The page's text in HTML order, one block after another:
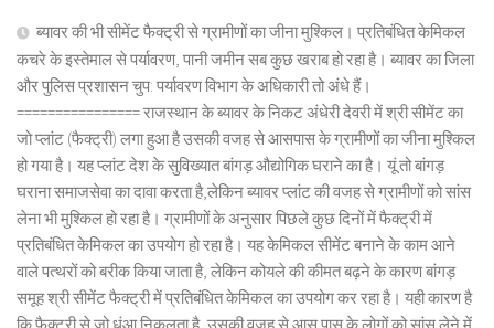
ब्यावर की भी सीमेंट फैक्ट्री से ग्रामीणों का जीना मुश्किल। प्रतिबंधित केमिकल
कचरे के इस्तेमाल से पर्यावरण, पानी जमीन सब कुछ खराब हो रहा है। ब्यावर का जिला
और पुलिस प्रशासन चुप: पर्यावरण विभाग के अधिकारी तो अंधे हैं।
================ राजस्थान के ब्यावर के निकट अंधेरी देवरी में श्री सीमेंट का
जो प्लांट (फैक्ट्री) लगा हुआ है उसकी वजह से आसपास के ग्रामीणों का जीना मुश्किल
हो गया है। यह प्लांट देश के सुविख्यात बांगड़ औद्योगिक घराने का है। यूं तो बांगड़
घराना समाजसेवा का दावा करता है,लेकिन ब्यावर प्लांट की वजह से ग्रामीणों को सांस
लेना भी मुश्किल हो रहा है। ग्रामीणों के अनुसार पिछले कुछ दिनों में फैक्ट्री में
प्रतिबंधित केमिकल का उपयोग हो रहा है। यह केमिकल सीमेंट बनाने के काम आने
वाले पत्थरों को बरीक किया जाता है, लेकिन कोयले की कीमत बढ़ने के कारण बांगड़
समूह श्री सीमेंट फैक्ट्री में प्रतिबंधित केमिकल का उपयोग कर रहा है। यही कारण है